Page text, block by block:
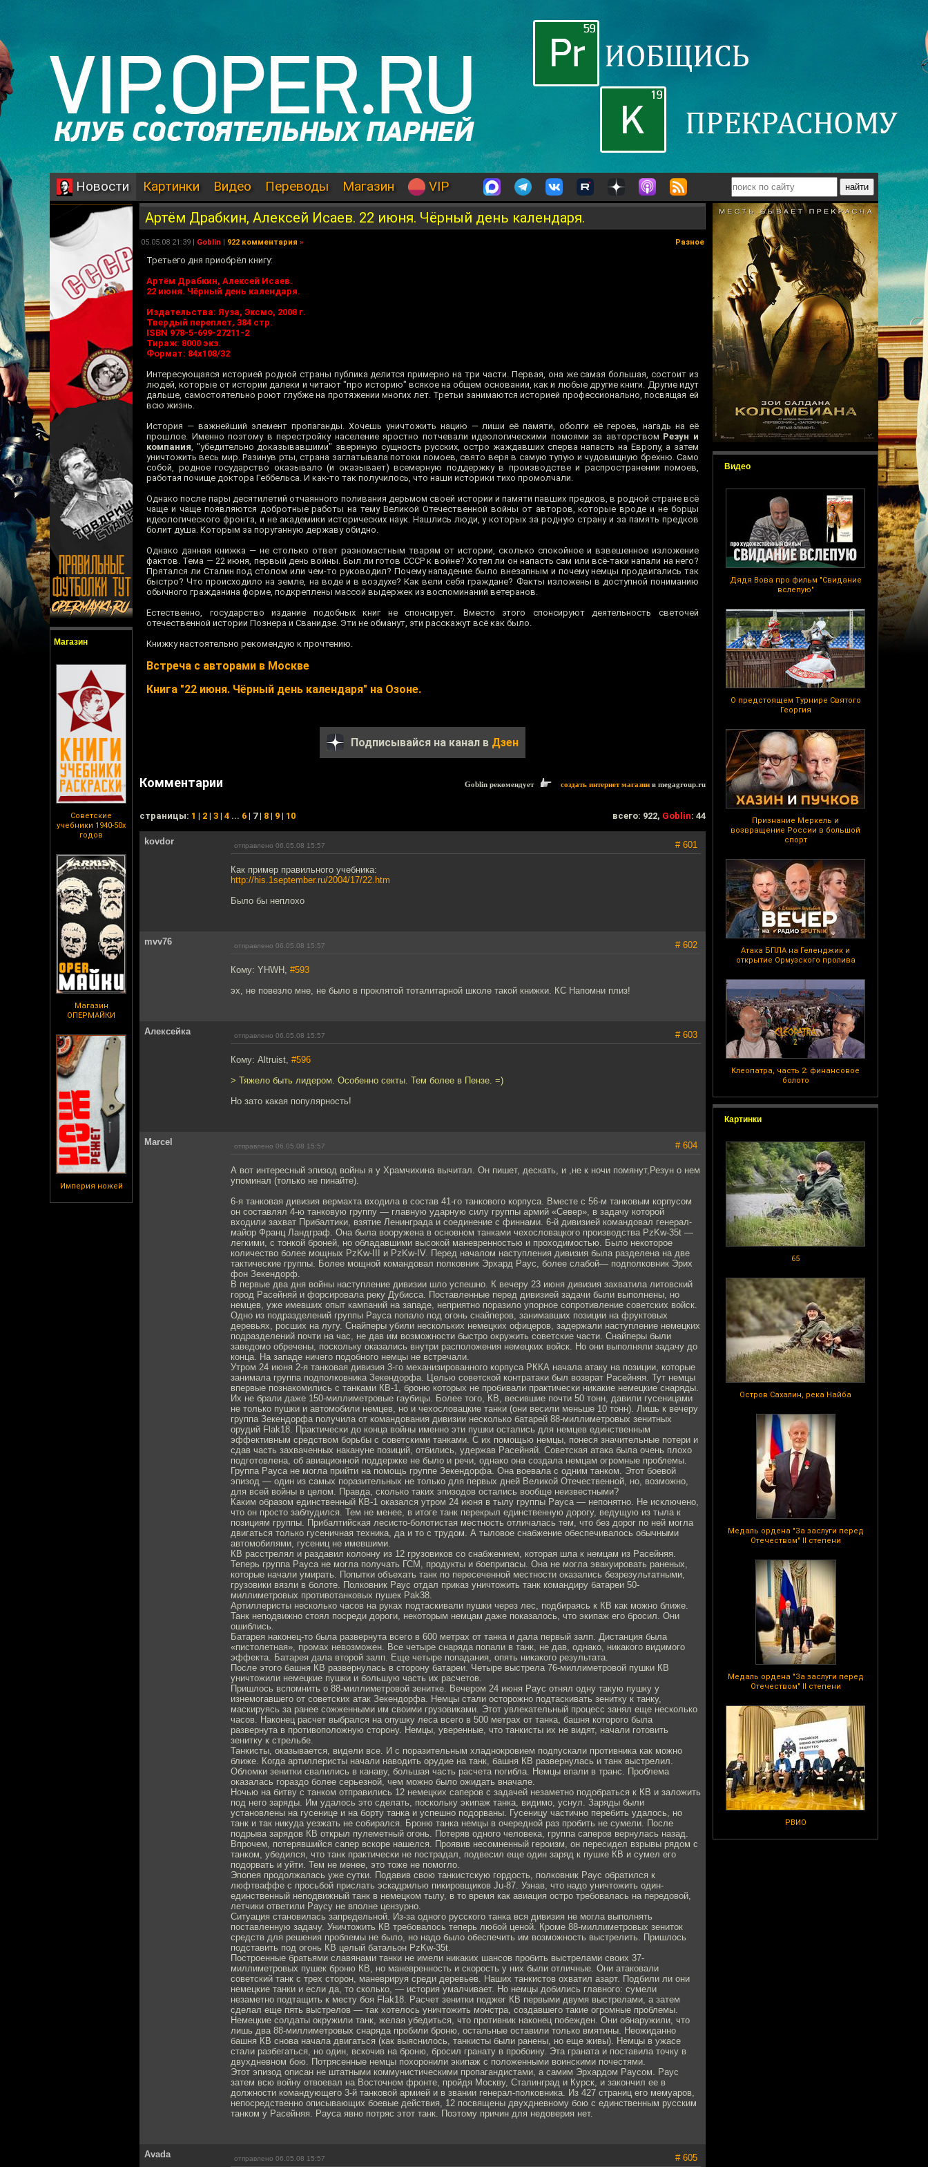
Новости Картинки Видео Переводы Магазин VIP
Магазин
Советские
учебники 1940-50х
годов
Магазин
ОПЕРМАЙКИ
Империя ножей
Видео
Дядя Вова про фильм "Свидание
вслепую"
О предстоящем Турнире Святого
Георгия
Признание Меркель и
возвращение России в большой
спорт
Атака БПЛА на Геленджик и
открытие Ормузского пролива
Клеопатра, часть 2: финансовое
болото
Картинки
65
Остров Сахалин, река Найба
Медаль ордена "За заслуги перед
Отечеством" II степени
Медаль ордена "За заслуги перед
Отечеством" II степени
РВИО
Артём Драбкин, Алексей Исаев. 22 июня. Чёрный день календаря.
05.05.08 21:39 | Goblin | 922 комментария » Разное
Третьего дня приобрёл книгу:
Артём Драбкин, Алексей Исаев.
22 июня. Чёрный день календаря.
Издательства: Яуза, Эксмо, 2008 г.
Твердый переплет, 384 стр.
ISBN 978-5-699-27211-2
Тираж: 8000 экз.
Формат: 84x108/32
Интересующаяся историей родной страны публика делится примерно на три части. Первая, она же самая большая, состоит из
людей, которые от истории далеки и читают "про историю" всякое на общем основании, как и любые другие книги. Другие идут
дальше, самостоятельно роют глубже на протяжении многих лет. Третьи занимаются историей профессионально, посвящая ей
всю жизнь.
История — важнейший элемент пропаганды. Хочешь уничтожить нацию — лиши её памяти, оболги её героев, нагадь на её
прошлое. Именно поэтому в перестройку население яростно потчевали идеологическими помоями за авторством Резун и
компания, "убедительно доказывавшими" звериную сущность русских, остро жаждавших сперва напасть на Европу, а затем
уничтожить весь мир. Разинув рты, страна заглатывала потоки помоев, свято веря в самую тупую и чудовищную брехню. Само
собой, родное государство оказывало (и оказывает) всемерную поддержку в производстве и распространении помоев,
работая почище доктора Геббельса. И как-то так получилось, что наши историки тихо промолчали.
Однако после пары десятилетий отчаянного поливания дерьмом своей истории и памяти павших предков, в родной стране всё
чаще и чаще появляются добротные работы на тему Великой Отечественной войны от авторов, которые вроде и не борцы
идеологического фронта, и не академики исторических наук. Нашлись люди, у которых за родную страну и за память предков
болит душа. Которым за поруганную державу обидно.
Однако данная книжка — не столько ответ разномастным тварям от истории, сколько спокойное и взвешенное изложение
фактов. Тема — 22 июня, первый день войны. Был ли готов СССР к войне? Хотел ли он напасть сам или всё-таки напали на него?
Прятался ли Сталин под столом или чем-то руководил? Почему нападение было внезапным и почему немцы продвигались так
быстро? Что происходило на земле, на воде и в воздухе? Как вели себя граждане? Факты изложены в доступной пониманию
обычного гражданина форме, подкреплены массой выдержек из воспоминаний ветеранов.
Естественно, государство издание подобных книг не спонсирует. Вместо этого спонсируют деятельность светочей
отечественной истории Познера и Сванидзе. Эти не обманут, эти расскажут всё как было.
Книжку настоятельно рекомендую к прочтению.
Встреча с авторами в Москве
Книга "22 июня. Чёрный день календаря" на Озоне.
Подписывайся на канал в Дзен
Комментарии Goblin рекомендует создать интернет магазин в megagroup.ru
cтраницы: 1 | 2 | 3 | 4 ... 6 | 7 | 8 | 9 | 10 всего: 922, Goblin: 44
kovdor отправлено 06.05.08 15:57 # 601
Как пример правильного учебника:
http://his.1september.ru/2004/17/22.htm
Было бы неплохо
mvv76 отправлено 06.05.08 15:57 # 602
Кому: YHWH, #593
эх, не повезло мне, не было в проклятой тоталитарной школе такой книжки. КС Напомни плиз!
Алексейка отправлено 06.05.08 15:57 # 603
Кому: Altruist, #596
> Тяжело быть лидером. Особенно секты. Тем более в Пензе. =)
Но зато какая популярность!
Marcel отправлено 06.05.08 15:57 # 604
А вот интересный эпизод войны я у Храмчихина вычитал. Он пишет, дескать, и ,не к ночи помянут,Резун о нем
упоминал (только не пинайте).
6-я танковая дивизия вермахта входила в состав 41-го танкового корпуса. Вместе с 56-м танковым корпусом
он составлял 4-ю танковую группу — главную ударную силу группы армий «Север», в задачу которой
входили захват Прибалтики, взятие Ленинграда и соединение с финнами. 6-й дивизией командовал генерал-
майор Франц Ландграф. Она была вооружена в основном танками чехословацкого производства PzKw-35t —
легкими, с тонкой броней, но обладавшими высокой маневренностью и проходимостью. Было некоторое
количество более мощных PzKw-III и PzKw-IV. Перед началом наступления дивизия была разделена на две
тактические группы. Более мощной командовал полковник Эрхард Раус, более слабой— подполковник Эрих
фон Зекендорф.
В первые два дня войны наступление дивизии шло успешно. К вечеру 23 июня дивизия захватила литовский
город Расейняй и форсировала реку Дубисса. Поставленные перед дивизией задачи были выполнены, но
немцев, уже имевших опыт кампаний на западе, неприятно поразило упорное сопротивление советских войск.
Одно из подразделений группы Рауса попало под огонь снайперов, занимавших позиции на фруктовых
деревьях, росших на лугу. Снайперы убили нескольких немецких офицеров, задержали наступление немецких
подразделений почти на час, не дав им возможности быстро окружить советские части. Снайперы были
заведомо обречены, поскольку оказались внутри расположения немецких войск. Но они выполняли задачу до
конца. На западе ничего подобного немцы не встречали.
Утром 24 июня 2-я танковая дивизия 3-го механизированного корпуса РККА начала атаку на позиции, которые
занимала группа подполковника Зекендорфа. Целью советской контратаки был возврат Расейняя. Тут немцы
впервые познакомились с танками КВ-1, броню которых не пробивали практически никакие немецкие снаряды.
Их не брали даже 150-миллиметровые гаубицы. Более того, КВ, весившие почти 50 тонн, давили гусеницами
не только пушки и автомобили немцев, но и чехословацкие танки (они весили меньше 10 тонн). Лишь к вечеру
группа Зекендорфа получила от командования дивизии несколько батарей 88-миллиметровых зенитных
орудий Flak18. Практически до конца войны именно эти пушки остались для немцев единственным
эффективным средством борьбы с советскими танками. С их помощью немцы, понеся значительные потери и
сдав часть захваченных накануне позиций, отбились, удержав Расейняй. Советская атака была очень плохо
подготовлена, об авиационной поддержке не было и речи, однако она создала немцам огромные проблемы.
Группа Рауса не могла прийти на помощь группе Зекендорфа. Она воевала с одним танком. Этот боевой
эпизод — один из самых поразительных не только для первых дней Великой Отечественной, но, возможно,
для всей войны в целом. Правда, сколько таких эпизодов остались вообще неизвестными?
Каким образом единственный КВ-1 оказался утром 24 июня в тылу группы Рауса — непонятно. Не исключено,
что он просто заблудился. Тем не менее, в итоге танк перекрыл единственную дорогу, ведущую из тыла к
позициям группы. Прибалтийская лесисто-болотистая местность отличалась тем, что без дорог по ней могла
двигаться только гусеничная техника, да и то с трудом. А тыловое снабжение обеспечивалось обычными
автомобилями, гусениц не имевшими.
КВ расстрелял и раздавил колонну из 12 грузовиков со снабжением, которая шла к немцам из Расейняя.
Теперь группа Рауса не могла получать ГСМ, продукты и боеприпасы. Она не могла эвакуировать раненых,
которые начали умирать. Попытки объехать танк по пересеченной местности оказались безрезультатными,
грузовики вязли в болоте. Полковник Раус отдал приказ уничтожить танк командиру батареи 50-
миллиметровых противотанковых пушек Pak38.
Артиллеристы несколько часов на руках подтаскивали пушки через лес, подбираясь к КВ как можно ближе.
Танк неподвижно стоял посреди дороги, некоторым немцам даже показалось, что экипаж его бросил. Они
ошиблись.
Батарея наконец-то была развернута всего в 600 метрах от танка и дала первый залп. Дистанция была
«пистолетная», промах невозможен. Все четыре снаряда попали в танк, не дав, однако, никакого видимого
эффекта. Батарея дала второй залп. Еще четыре попадания, опять никакого результата.
После этого башня КВ развернулась в сторону батареи. Четыре выстрела 76-миллиметровой пушки КВ
уничтожили немецкие пушки и большую часть их расчетов.
Пришлось вспомнить о 88-миллиметровой зенитке. Вечером 24 июня Раус отнял одну такую пушку у
изнемогавшего от советских атак Зекендорфа. Немцы стали осторожно подтаскивать зенитку к танку,
маскируясь за ранее сожженными им своими грузовиками. Этот увлекательный процесс занял еще несколько
часов. Наконец расчет выбрался на опушку леса всего в 500 метрах от танка, башня которого была
развернута в противоположную сторону. Немцы, уверенные, что танкисты их не видят, начали готовить
зенитку к стрельбе.
Танкисты, оказывается, видели все. И с поразительным хладнокровием подпускали противника как можно
ближе. Когда артиллеристы начали наводить орудие на танк, башня КВ развернулась и танк выстрелил.
Обломки зенитки свалились в канаву, большая часть расчета погибла. Немцы впали в транс. Проблема
оказалась гораздо более серьезной, чем можно было ожидать вначале.
Ночью на битву с танком отправились 12 немецких саперов с задачей незаметно подобраться к КВ и заложить
под него заряды. Им удалось это сделать, поскольку экипаж танка, видимо, уснул. Заряды были
установлены на гусенице и на борту танка и успешно подорваны. Гусеницу частично перебить удалось, но
танк и так никуда уезжать не собирался. Броню танка немцы в очередной раз пробить не сумели. После
подрыва зарядов КВ открыл пулеметный огонь. Потеряв одного человека, группа саперов вернулась назад.
Впрочем, потерявшийся сапер вскоре нашелся. Проявив несомненный героизм, он пересидел взрывы рядом с
танком, убедился, что танк практически не пострадал, подвесил еще один заряд к пушке КВ и сумел его
подорвать и уйти. Тем не менее, это тоже не помогло.
Эпопея продолжалась уже сутки. Подавив свою танкистскую гордость, полковник Раус обратился к
люфтваффе с просьбой прислать эскадрилью пикировщиков Ju-87. Узнав, что надо уничтожить один-
единственный не­подвижный танк в немецком тылу, в то время как авиация остро требовалась на передовой,
летчики ответили Раусу не вполне цензурно.
Ситуация становилась запредельной. Из-за одного русского танка вся дивизия не могла выполнять
поставленную задачу. Уничтожить КВ требовалось теперь любой ценой. Кроме 88-миллиметровых зениток
средств для решения проблемы не было, но надо было обеспечить им возможность выстрелить. Пришлось
подставить под огонь КВ целый батальон PzKw-35t.
Построенные братьями славянами танки не имели никаких шансов пробить выстрелами своих 37-
миллиметровых пушек броню КВ, но маневренность и скорость у них были отличные. Они атаковали
советский танк с трех сторон, маневрируя среди деревьев. Наших танкистов охватил азарт. Подбили ли они
немецкие танки и если да, то сколько, — история умалчивает. Но немцы добились главного: сумели
незаметно подтащить к месту боя Flak18. Расчет зенитки поджег КВ первыми двумя выстрелами, а затем
сделал еще пять выстрелов — так хотелось уничтожить монстра, создавшего такие огромные проблемы.
Немецкие солдаты окружили танк, желая убедиться, что противник наконец побежден. Они обнаружили, что
лишь два 88-миллиметровых снаряда пробили броню, остальные оставили только вмятины. Неожиданно
башня КВ снова начала двигаться (как выяснилось, танкисты были ранены, но еще живы). Немцы в ужасе
стали разбегаться, но один, вскочив на броню, бросил гранату в пробоину. Эта граната и поставила точку в
двухдневном бою. Потрясенные немцы похоронили экипаж с положенными воинскими почестями.
Этот эпизод описан не штатными коммунистическими пропагандистами, а самим Эрхардом Раусом. Раус
затем всю войну отвоевал на Восточном фронте, пройдя Москву, Сталинград и Курск, и закончил ее в
должности командующего 3-й танковой армией и в звании генерал-полковника. Из 427 страниц его мемуаров,
непосредственно описывающих боевые действия, 12 посвящены двухдневному бою с единственным русским
танком у Расейняя. Рауса явно потряс этот танк. Поэтому причин для недоверия нет.
Avada отправлено 06.05.08 15:57 # 605